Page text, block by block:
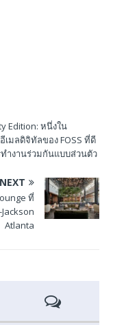
Edition: หนึ่งใน
มลดิจิทัลของ FOSS ที่ดี
างานร่วมกันแบบส่วนตัว
NEXT
ที่
Atlanta